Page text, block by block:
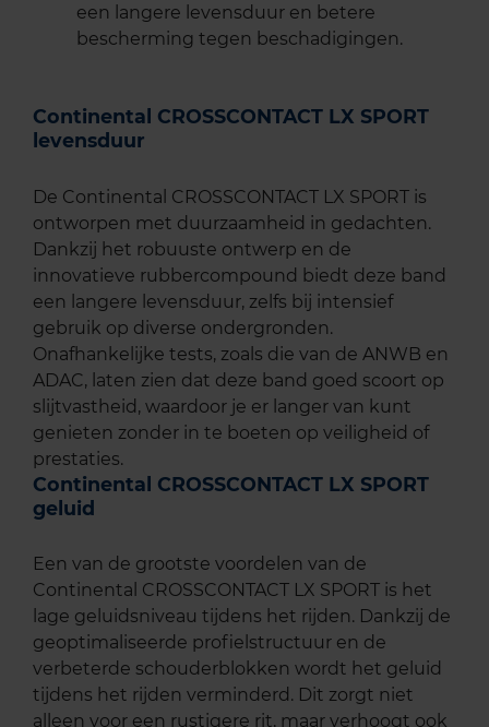
een langere levensduur en betere
bescherming tegen beschadigingen.
Continental CROSSCONTACT LX SPORT
levensduur
De Continental CROSSCONTACT LX SPORT is
ontworpen met duurzaamheid in gedachten.
Dankzij het robuuste ontwerp en de
innovatieve rubbercompound biedt deze band
een langere levensduur, zelfs bij intensief
gebruik op diverse ondergronden.
Onafhankelijke tests, zoals die van de ANWB en
ADAC, laten zien dat deze band goed scoort op
slijtvastheid, waardoor je er langer van kunt
genieten zonder in te boeten op veiligheid of
prestaties.
Continental CROSSCONTACT LX SPORT
geluid
Een van de grootste voordelen van de
Continental CROSSCONTACT LX SPORT is het
lage geluidsniveau tijdens het rijden. Dankzij de
geoptimaliseerde profielstructuur en de
verbeterde schouderblokken wordt het geluid
tijdens het rijden verminderd. Dit zorgt niet
alleen voor een rustigere rit, maar verhoogt ook